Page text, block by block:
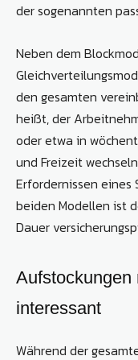
der sogenannten
Neben dem
den gesamten
heißt, der
oder etwa in
und Freizeit
Erfordernissen eines
beiden Modellen ist
Dauer
Aufstockungen
interessant
Während der